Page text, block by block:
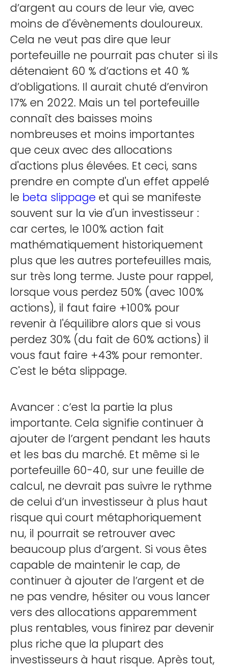
d’argent au cours de leur vie, avec
moins de d'évènements douloureux.
Cela ne veut pas dire que leur
portefeuille ne pourrait pas chuter si ils
détenaient 60 % d’actions et 40 %
d’obligations. Il aurait chuté d’environ
17% en 2022. Mais un tel portefeuille
connaît des baisses moins
nombreuses et moins importantes
que ceux avec des allocations
d'actions plus élevées. Et ceci, sans
prendre en compte d'un effet appelé
le beta slippage et qui se manifeste
souvent sur la vie d'un investisseur :
car certes, le 100% action fait
mathématiquement historiquement
plus que les autres portefeuilles mais,
sur très long terme. Juste pour rappel,
lorsque vous perdez 50% (avec 100%
actions), il faut faire +100% pour
revenir à l'équilibre alors que si vous
perdez 30% (du fait de 60% actions) il
vous faut faire +43% pour remonter.
C'est le béta slippage.
Avancer : c’est la partie la plus
importante. Cela signifie continuer à
ajouter de l’argent pendant les hauts
et les bas du marché. Et même si le
portefeuille 60-40, sur une feuille de
calcul, ne devrait pas suivre le rythme
de celui d’un investisseur à plus haut
risque qui court métaphoriquement
nu, il pourrait se retrouver avec
beaucoup plus d’argent. Si vous êtes
capable de maintenir le cap, de
continuer à ajouter de l’argent et de
ne pas vendre, hésiter ou vous lancer
vers des allocations apparemment
plus rentables, vous finirez par devenir
plus riche que la plupart des
investisseurs à haut risque. Après tout,